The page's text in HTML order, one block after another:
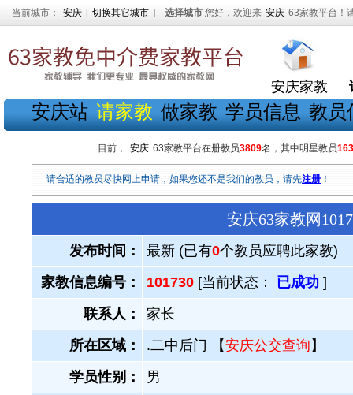
当前城市： 安庆 [ 切换其它城市 ] 选择城市 您好，欢迎来 安庆 63家教平台！
安庆家教
安庆站 请家教 做家教 学员信息 教员
目前， 安庆 63家教平台在册教员3809名，其中明星教员163
请合适的教员尽快网上申请，如果您还不是我们的教员，请先注册 ！
安庆63家教网
发布时间： 最新 (已有0个教员应聘此家教)
家教信息编号：
101730 [当前状态： 已成功 ]
联系人：
家长
所在区域：
.二中后门 【安庆公交查询 】
学员性别：
男